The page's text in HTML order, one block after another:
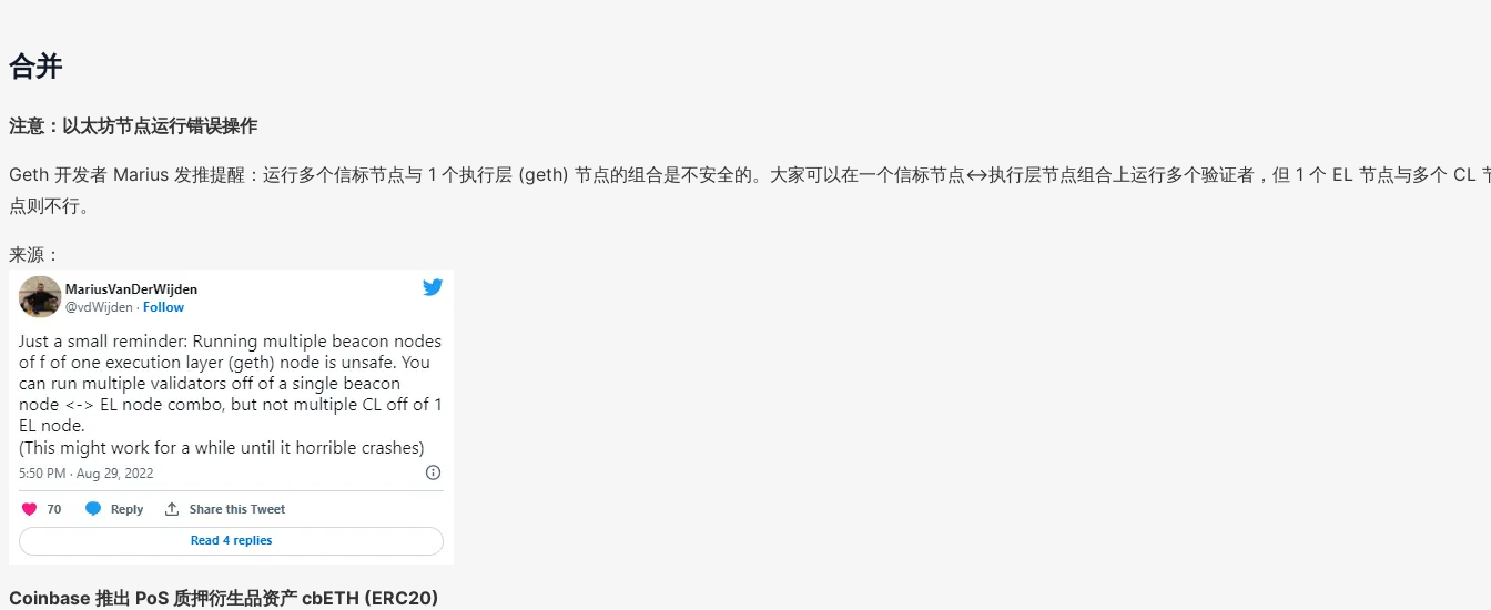
合并
注意：以太坊节点运行错误操作
Geth 开发者 Marius 发推提醒：运行多个信标节点与 1 个执行层 (geth) 节点的组合是不安全的。大家可以在一个信标节点<->执行层节点组合上运行多个验证者，但 1 个 EL 节点与多个 CL
点则不行。
来源：
Coinbase 推出 PoS 质押衍生品资产 cbETH (ERC20)